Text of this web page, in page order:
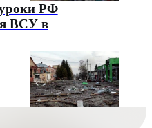
РФ
ВСУ в